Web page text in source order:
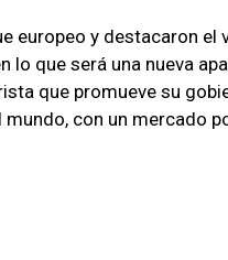
europeo y destacaron el
lo que será una nueva
que promueve su
con un mercado